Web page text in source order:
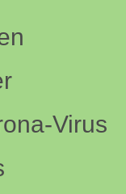
Virus